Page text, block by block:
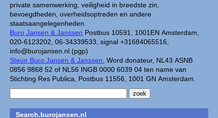
private samenwerking, veiligheid in breedste zin,
bevoegdheden, overheidsoptreden en andere
staatsaangelegenheden.
Buro Jansen & Janssen Postbus 10591, 1001EN Amsterdam,
020-6123202, 06-34339533, signal +31684065516,
info@burojansen.nl (pgp)
Steun Buro Jansen & Janssen. Word donateur, NL43 ASNB
0856 9868 52 of NL56 INGB 0000 6039 04 ten name van
Stichting Res Publica, Postbus 11556, 1001 GN Amsterdam.
Search.burojansen.nl